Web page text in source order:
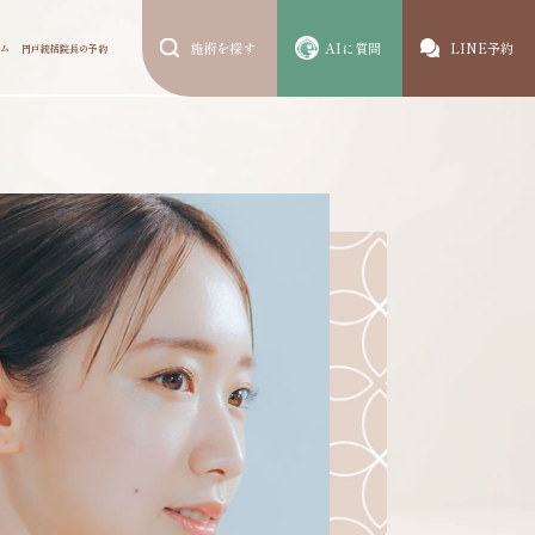
円戸統括院長の予約 施術を探す AIに質問 LINE予約